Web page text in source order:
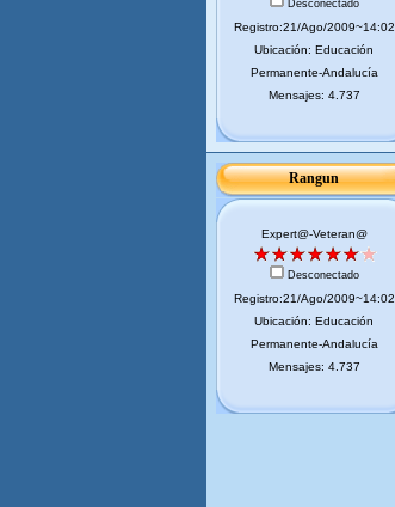
Desconectado
Registro:21/Ago/2009~14:02
Ubicación: Educación
Permanente-Andalucía
Mensajes: 4.737
Rangun
Expert@-Veteran@
Desconectado
Registro:21/Ago/2009~14:02
Ubicación: Educación
Permanente-Andalucía
Mensajes: 4.737